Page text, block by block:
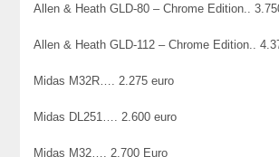
Allen & Heath GLD-80 – Chrome Edition..
Allen & Heath GLD-112 – Chrome Edition..
Midas M32R…. 2.275 euro
Midas DL251…. 2.600 euro
Midas M32…. 2.700 Euro